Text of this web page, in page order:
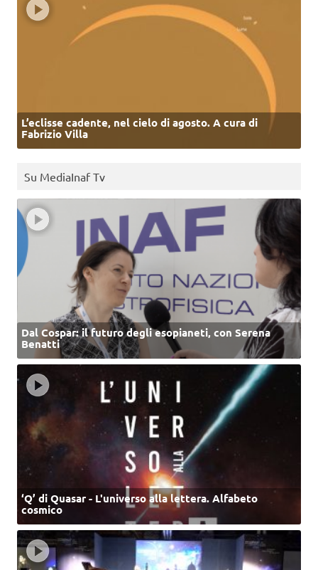
L’eclisse cadente, nel cielo di agosto. A cura di
Fabrizio Villa
Su MediaInaf Tv
Dal Cospar: il futuro degli esopianeti, con Serena
Benatti
‘Q’ di Quasar - L'universo alla lettera. Alfabeto
cosmico